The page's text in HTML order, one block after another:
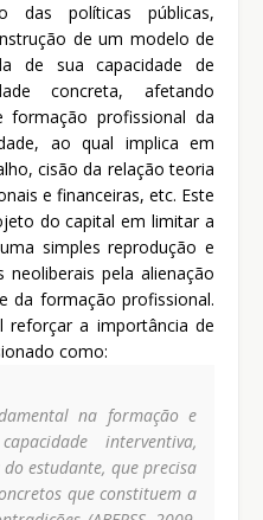
das políticas públicas,
de um modelo de
de sua capacidade de
concreta, afetando
formação profissional da
ao qual implica em
cisão da relação teoria
e financeiras, etc. Este
do capital em limitar a
simples reprodução e
neoliberais pela alienação
da formação profissional.
reforçar a importância de
como:
na formação e
interventiva,
estudante, que precisa
que constituem a